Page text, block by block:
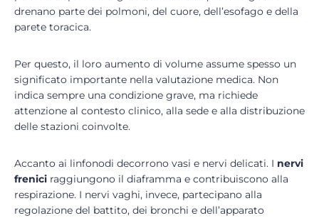
drenano parte dei polmoni, del cuore, dell’esofago e della
parete toracica.
Per questo, il loro aumento di volume assume spesso un
significato importante nella valutazione medica. Non
indica sempre una condizione grave, ma richiede
attenzione al contesto clinico, alla sede e alla distribuzione
delle stazioni coinvolte.
Accanto ai linfonodi decorrono vasi e nervi delicati. I nervi
frenici raggiungono il diaframma e contribuiscono alla
respirazione. I nervi vaghi, invece, partecipano alla
regolazione del battito, dei bronchi e dell’apparato